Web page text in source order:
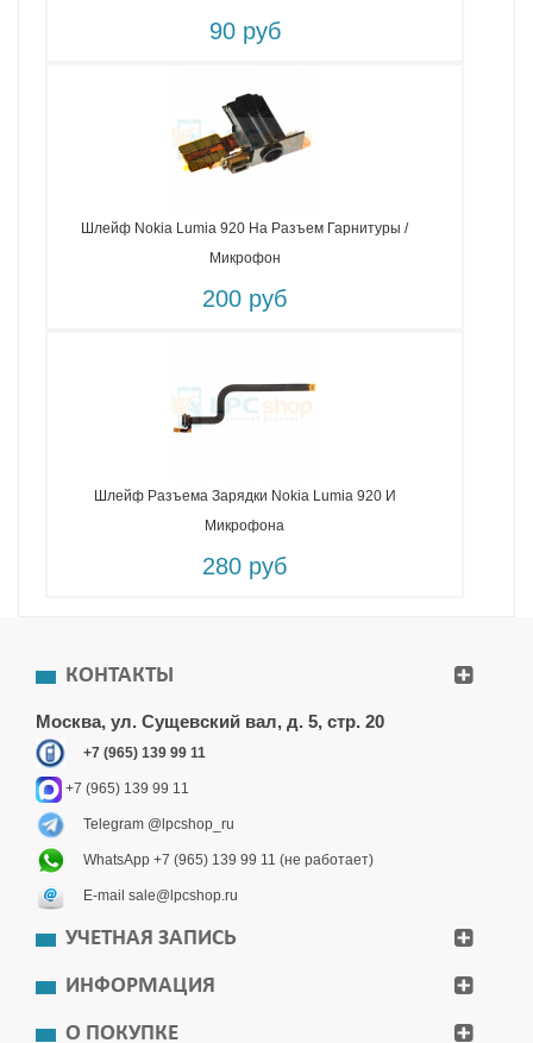
90 руб
Шлейф Nokia Lumia 920 На Разъем Гарнитуры /
Микрофон
200 руб
Шлейф Разъема Зарядки Nokia Lumia 920 И
Микрофона
280 руб
КОНТАКТЫ
Москва, ул. Сущевский вал, д. 5, стр. 20
+7 (965) 139 99 11
+7 (965) 139 99 11
Telegram @lpcshop_ru
WhatsApp +7 (965) 139 99 11 (не работает)
E-mail sale@lpcshop.ru
УЧЕТНАЯ ЗАПИСЬ
ИНФОРМАЦИЯ
О ПОКУПКЕ